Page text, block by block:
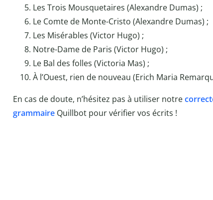
Les Trois Mousquetaires (Alexandre Dumas) ;
Le Comte de Monte-Cristo (Alexandre Dumas) ;
Les Misérables (Victor Hugo) ;
Notre-Dame de Paris (Victor Hugo) ;
Le Bal des folles (Victoria Mas) ;
À l’Ouest, rien de nouveau (Erich Maria
En cas de doute, n’hésitez pas à utiliser notre
grammaireQuillbotpour vérifier vos écrits !